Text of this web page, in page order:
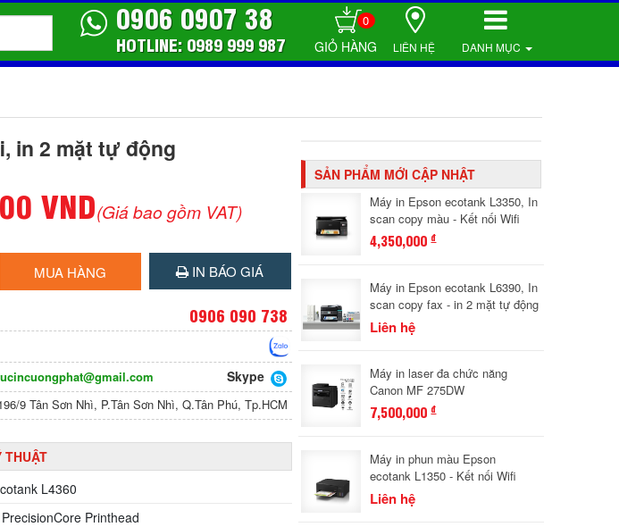
0
DANH MỤC
0906 0907 38
HOTLINE: 0989 999 987 LIÊN HỆ
in 2 mặt tự động
VND(Giá bao gồm VAT)
MUA HÀNG IN BÁO GIÁ
0906 090 738
Skype
9 Tân Sơn Nhì, P.Tân Sơn Nhì, Q.Tân Phú, Tp.HCM
THUẬT
L4360
Printhead
SẢN PHẨM MỚI CẬP NHẬT
Máy in Epson ecotank L3350, In
scan copy màu - Kết nối Wifi
4,350,000đ
Máy in Epson ecotank L6390, In
scan copy fax - in 2 mặt tự động
Liên hệ
Máy in laser đa chức năng
Canon MF 275DW
7,500,000đ
Máy in phun màu Epson
ecotank L1350 - Kết nối Wifi
Liên hệ